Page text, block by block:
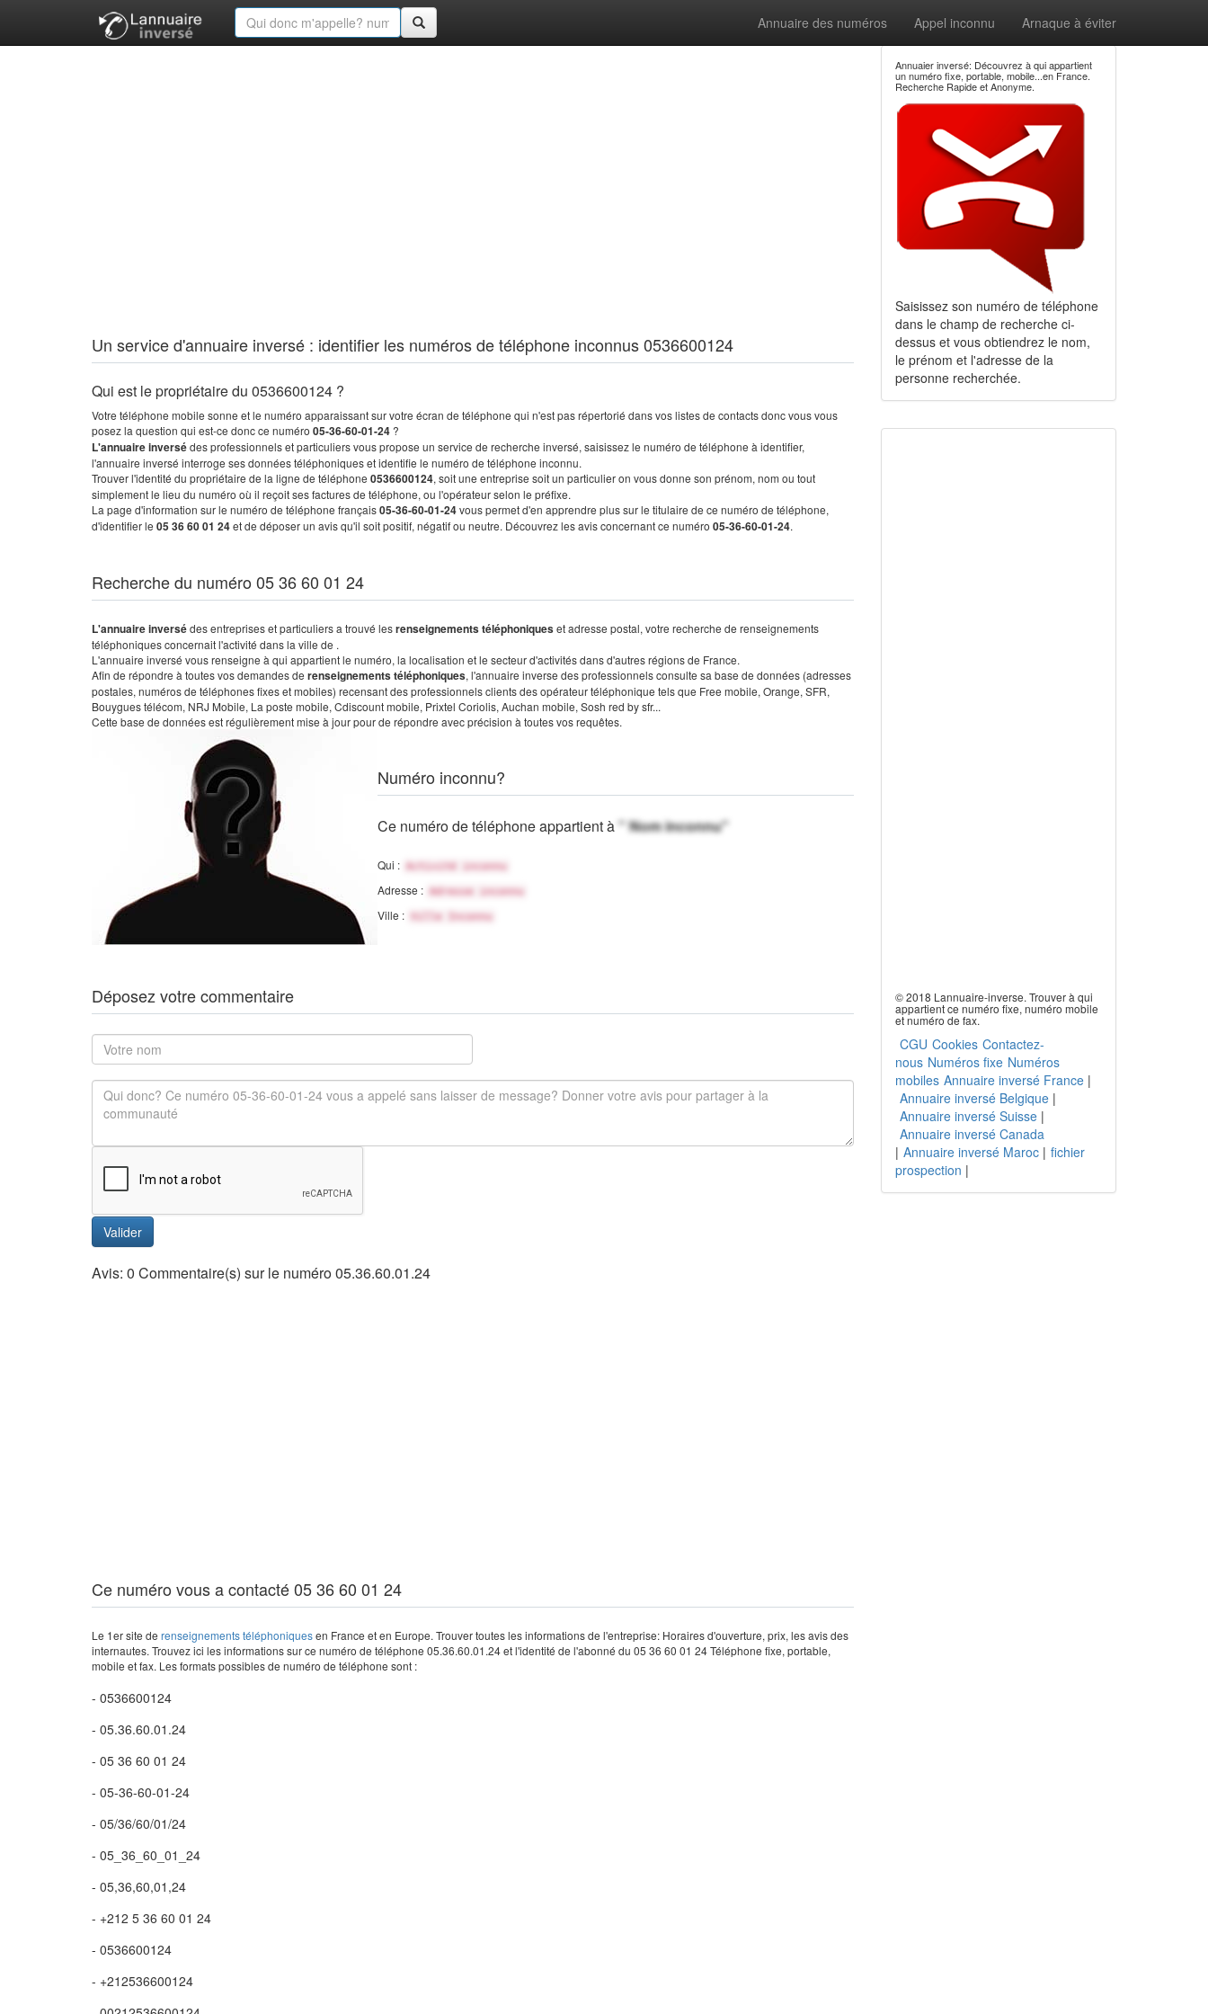
Annuaire des numéros Appel inconnu Arnaque à éviter
Un service d'annuaire inversé : identifier les numéros de téléphone inconnus 0536600124
Qui est le propriétaire du 0536600124 ?
Votre téléphone mobile sonne et le numéro apparaissant sur votre écran de téléphone qui n'est pas répertorié dans vos listes de contacts donc vous vous
posez la question qui est-ce donc ce numéro 05-36-60-01-24 ?
L'annuaire inversédes professionnels et particuliers vous propose un service de recherche inversé, saisissez le numéro de téléphone à identifier,
l'annuaire inversé interroge ses données téléphoniques et identifie le numéro de téléphone inconnu.
Trouver l'identité du propriétaire de la ligne de téléphone 0536600124, soit une entreprise soit un particulier on vous donne son prénom, nom ou tout
simplement le lieu du numéro où il reçoit ses factures de téléphone, ou l'opérateur selon le préfixe.
La page d'information sur le numéro de téléphone français05-36-60-01-24vous permet d'en apprendre plus sur le titulaire de ce numéro de téléphone,
d'identifier le 05 36 60 01 24et de déposer un avis qu'il soit positif, négatif ou neutre. Découvrez les avis concernant ce numéro 05-36-60-01-24.
Recherche du numéro 05 36 60 01 24
L'annuaire inversédes entreprises et particuliers a trouvé lesrenseignements téléphoniqueset adresse postal, votre recherche de renseignements
téléphoniques concernait l'activité dans la ville de .
L'annuaire inversé vous renseigne à qui appartient le numéro, la localisation et le secteur d'activités dans d'autres régions de France.
Afin de répondre à toutes vos demandes de renseignements téléphoniques, l'annuaire inverse des professionnels consulte sa base de données (adresses
postales, numéros de téléphones fixes et mobiles) recensant des professionnels clients des opérateur téléphonique tels que Free mobile, Orange, SFR,
Bouygues télécom, NRJ Mobile, La poste mobile, Cdiscount mobile, Prixtel Coriolis, Auchan mobile, Sosh red by sfr...
Cette base de données est régulièrement mise à jour pour de répondre avec précision à toutes vos requêtes.
Numéro inconnu?
Ce numéro de téléphone appartient à" Nom inconnu"
Qui : Activité inconnu
Adresse : Adresse inconnu
Ville : Ville Inconnu
Déposez votre commentaire
Valider
Avis: 0 Commentaire(s) sur le numéro 05.36.60.01.24
Ce numéro vous a contacté 05 36 60 01 24
Le 1er site de renseignements téléphoniquesen France et en Europe. Trouver toutes les informations de l'entreprise: Horaires d'ouverture, prix, les avis des
internautes. Trouvez ici les informations sur ce numéro de téléphone 05.36.60.01.24 et l'identité de l'abonné du 05 36 60 01 24 Téléphone fixe, portable,
mobile et fax. Les formats possibles de numéro de téléphone sont :
- 0536600124
- 05.36.60.01.24
- 05 36 60 01 24
- 05-36-60-01-24
- 05/36/60/01/24
- 05_36_60_01_24
- 05,36,60,01,24
- +212 5 36 60 01 24
- 0536600124
- +212536600124
Annuaier inversé: Découvrez à qui appartient
un numéro fixe, portable, mobile...en France.
Recherche Rapide et Anonyme.
Saisissez son numéro de téléphone
dans le champ de recherche ci-
dessus et vous obtiendrez le nom,
le prénom et l'adresse de la
personne recherchée.
© 2018 Lannuaire-inverse. Trouver à qui
appartient ce numéro fixe, numéro mobile
et numéro de fax.
CGU Cookies Contactez-
nous Numéros fixe Numéros
mobiles Annuaire inversé France|
Annuaire inversé Belgique|
Annuaire inversé Suisse|
Annuaire inversé Canada
| Annuaire inversé Maroc| fichier
prospection |